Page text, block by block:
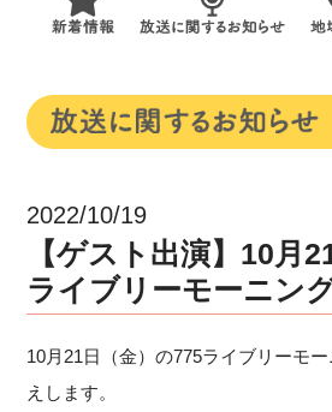
2022/10/19
【ゲスト出演】10月
ライブリーモーニン
10月21日（金）の775ライブリーモ
えします。